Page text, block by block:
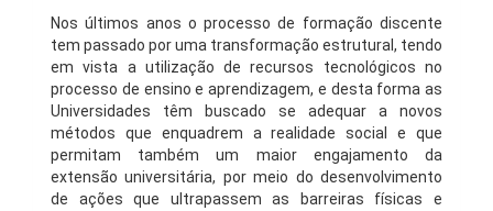
Nos últimos anos o processo de formação discente
tem passado por uma transformação estrutural, tendo
em vista a utilização de recursos tecnológicos no
processo de ensino e aprendizagem, e desta forma as
Universidades têm buscado se adequar a novos
métodos que enquadrem a realidade social e que
permitam também um maior engajamento da
extensão universitária, por meio do desenvolvimento
de ações que ultrapassem as barreiras físicas e